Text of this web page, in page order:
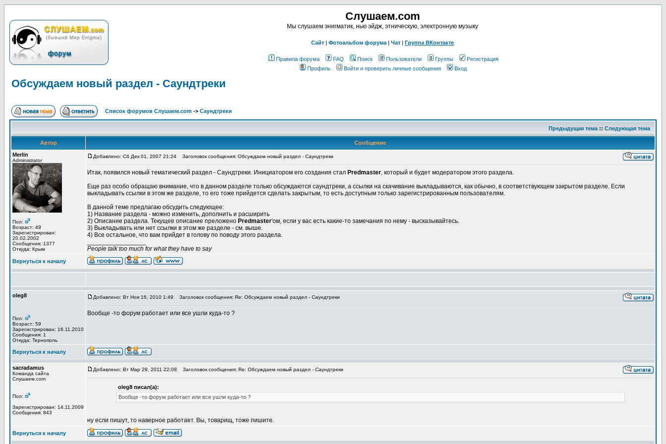
Слушаем.com
Мы слушаем энигматик, нью эйдж, этническую, электронную музыку
Сайт | Фотоальбом форума | Чат | Группа ВКонтакте
Правила форума FAQ Поиск Пользователи Группы
Регистрация
Профиль
Войти и проверить личные сообщения Вход
Обсуждаем новый раздел - Саундтреки
Список форумов Слушаем.com -> Саундтреки
Предыдущая тема :: Следующая тема
Автор
Сообщение
Merlin
Administrator
Пол:
Возраст: 49
Зарегистрирован:
20.02.2002
Сообщения: 1377
Откуда: Крым
Добавлено: Сб Дек 01, 2007 21:24 Заголовок сообщения: Обсуждаем новый раздел - Саундтреки
Итак, появился новый тематический раздел - Саундтреки. Инициатором его создания стал Predmaster, который и будет модератором этого раздела.
Еще раз особо обращаю внимание, что в данном разделе только обсуждаются саундтреки, а ссылки на скачивание выкладываются, как обычно, в соответствующем закрытом разделе. Если
выкладывать ссылки в этом же разделе, то его тоже прийдется сделать закрытым, то есть доступным только зарегистрированным пользователям.
В данной теме предлагаю обсудить следующее:
1) Название раздела - можно изменить, дополнить и расширить
2) Описание раздела. Текущее описание преложено Predmaster'ом, если у вас есть какие-то замечания по нему - высказывайтесь.
3) Выкладывать или нет ссылки в этом же разделе - см. выше.
4) Все остальное, что вам прийдет в голову по поводу этого раздела.
People talk too much for what they have to say
Вернуться к началу
oleg8
Пол:
Возраст: 59
Зарегистрирован: 16.11.2010
Сообщения: 1
Откуда: Тернополь
Добавлено: Вт Ноя 16, 2010 1:49 Заголовок сообщения: Re: Обсуждаем новый раздел - Саундтреки
Вообще -то форум работает или все ушли куда-то ?
Вернуться к началу
sacradamus
Команда сайта
Слушаем.com
Пол:
Зарегистрирован: 14.11.2009
Сообщения: 843
Добавлено: Вт Мар 29, 2011 22:08 Заголовок сообщения: Re: Обсуждаем новый раздел - Саундтреки
oleg8 писал(а):
Вообще -то форум работает или все ушли куда-то ?
ну если пишут, то наверное работает. Вы, товарищ, тоже пишите.
Вернуться к началу